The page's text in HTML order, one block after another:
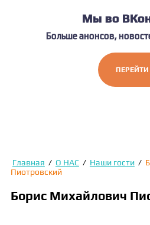
Мы во
Больше анонсов,
ПЕРЕЙТИ
Главная / О НАС / Наши гости /
Пиотровский
Борис Михайлович